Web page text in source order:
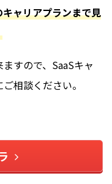
キャリアプランまで見
すので、SaaSキャ
相談ください。